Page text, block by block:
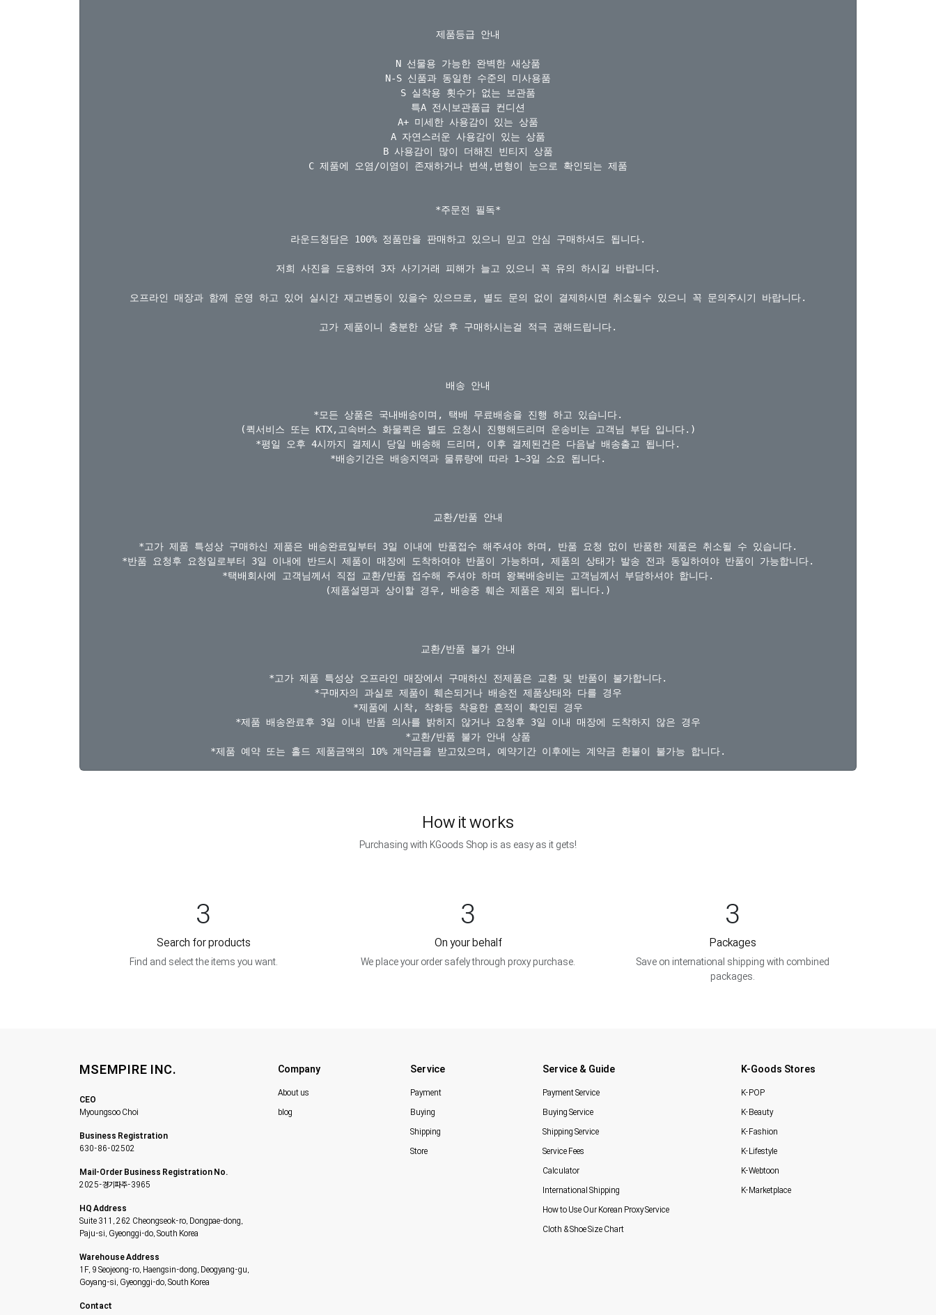
제품등급 안내
N 선물용 가능한 완벽한 새상품
N-S 신품과 동일한 수준의 미사용품
S 실착용 횟수가 없는 보관품
특A 전시보관품급 컨디션
A+ 미세한 사용감이 있는 상품
A 자연스러운 사용감이 있는 상품
B 사용감이 많이 더해진 빈티지 상품
C 제품에 오염/이염이 존재하거나 변색,변형이 눈으로 확인되는 제품
*주문전 필독*
라운드청담은 100% 정품만을 판매하고 있으니 믿고 안심 구매하셔도 됩니다.
저희 사진을 도용하여 3자 사기거래 피해가 늘고 있으니 꼭 유의 하시길 바랍니다.
오프라인 매장과 함께 운영 하고 있어 실시간 재고변동이 있을수 있으므로, 별도 문의 없이 결제하시면 취소될수 있으니 꼭 문의주시기 바랍니다.
고가 제품이니 충분한 상담 후 구매하시는걸 적극 권해드립니다.
배송 안내
*모든 상품은 국내배송이며, 택배 무료배송을 진행 하고 있습니다.
(퀵서비스 또는 KTX,고속버스 화물퀵은 별도 요청시 진행해드리며 운송비는 고객님 부담 입니다.)
*평일 오후 4시까지 결제시 당일 배송해 드리며, 이후 결제된건은 다음날 배송출고 됩니다.
*배송기간은 배송지역과 물류량에 따라 1~3일 소요 됩니다.
교환/반품 안내
*고가 제품 특성상 구매하신 제품은 배송완료일부터 3일 이내에 반품접수 해주셔야 하며, 반품 요청 없이 반품한 제품은 취소될 수 있습니다.
*반품 요청후 요청일로부터 3일 이내에 반드시 제품이 매장에 도착하여야 반품이 가능하며, 제품의 상태가 발송 전과 동일하여야 반품이 가능합니다.
*택배회사에 고객님께서 직접 교환/반품 접수해 주셔야 하며 왕복배송비는 고객님께서 부담하셔야 합니다.
(제품설명과 상이할 경우, 배송중 훼손 제품은 제외 됩니다.)
교환/반품 불가 안내
*고가 제품 특성상 오프라인 매장에서 구매하신 전제품은 교환 및 반품이 불가합니다.
*구매자의 과실로 제품이 훼손되거나 배송전 제품상태와 다를 경우
*제품에 시착, 착화등 착용한 흔적이 확인된 경우
*제품 배송완료후 3일 이내 반품 의사를 밝히지 않거나 요청후 3일 이내 매장에 도착하지 않은 경우
*교환/반품 불가 안내 상품
How it works
Purchasing with KGoods Shop is as easy as it gets!
3
Search for products
Find and select the items you want.
3
On your behalf
We place your order safely through proxy purchase.
3
Packages
Save on international shipping with combined
packages.
MSEMPIRE INC.
CEO
Myoungsoo Choi
Business Registration
630-86-02502
Mail-Order Business Registration No.
2025-경기파주-3965
HQ Address
Suite 311, 262 Cheongseok-ro, Dongpae-dong,
Paju-si, Gyeonggi-do, South Korea
Warehouse Address
1F, 9 Seojeong-ro, Haengsin-dong, Deogyang-gu,
Goyang-si, Gyeonggi-do, South Korea
Contact
Company
About us
blog
Service
Payment
Buying
Shipping
Store
Service & Guide
Payment Service
Buying Service
Shipping Service
Service Fees
Calculator
International Shipping
How to Use Our Korean Proxy Service
Cloth & Shoe Size Chart
K-Goods Stores
K-POP
K-Beauty
K-Fashion
K-Lifestyle
K-Webtoon
K-Marketplace